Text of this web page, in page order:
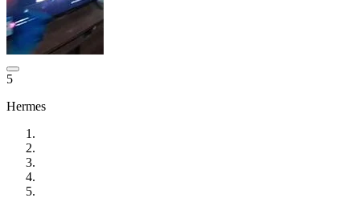
5
Hermes